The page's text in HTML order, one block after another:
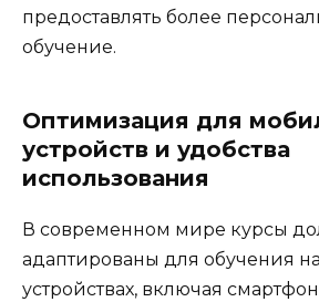
предоставлять более
обучение.
Оптимизация для
устройств и удобства
использования
В современном мире курсы
адаптированы для обучения
устройствах, включая